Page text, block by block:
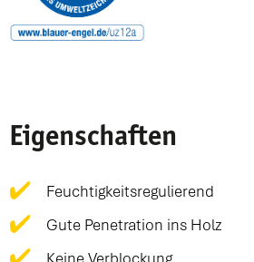
Eigenschaften
Feuchtigkeitsregulierend
Gute Penetration ins Holz